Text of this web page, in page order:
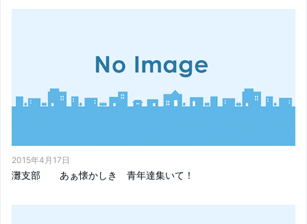
2015年4月17日
灘支部 あぁ懐かしき 青年達集いて！